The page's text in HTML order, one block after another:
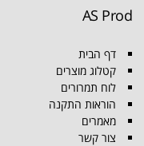
AS Prod
דף הבית
קטלוג מוצרים
לוח תמרורים
הוראות התקנה
מאמרים
צור קשר